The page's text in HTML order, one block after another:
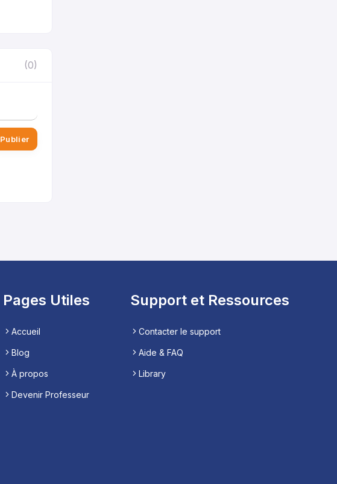
(0)
Publier
Pages Utiles
Accueil
Blog
À propos
Devenir Professeur
Support et Ressources
Contacter le support
Aide & FAQ
Library